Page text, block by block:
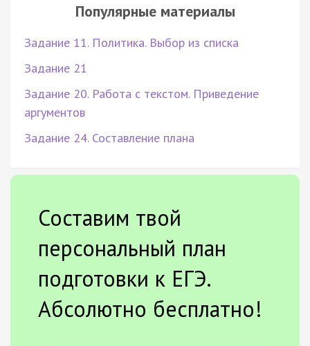
Популярные материалы
Задание 11. Политика. Выбор из списка
Задание 21
Задание 20. Работа с текстом. Приведение
аргументов
Задание 24. Составление плана
Составим твой
персональный план
подготовки к ЕГЭ.
Абсолютно бесплатно!